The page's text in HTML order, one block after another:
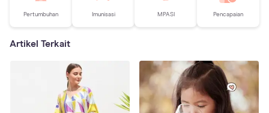
Pertumbuhan Imunisasi MPASI Pencapaian
Artikel Terkait